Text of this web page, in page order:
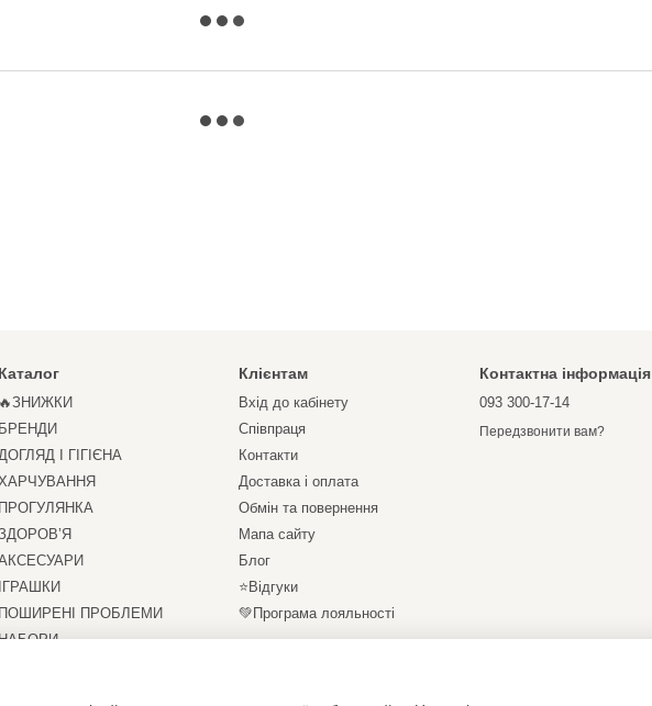
Каталог
🔥ЗНИЖКИ
БРЕНДИ
І ГІГІЄНА
ПРОГУЛЯНКА
ІГРАШКИ
ПОШИРЕНІ ПРОБЛЕМИ
Клієнтам
Вхід до кабінету
Співпраця
Контакти
Доставка і оплата
Обмін та повернення
Мапа сайту
Блог
⭐Відгуки
💚Програма лояльності
Контактна інформація
093 300-17-14
Передзвонити вам?